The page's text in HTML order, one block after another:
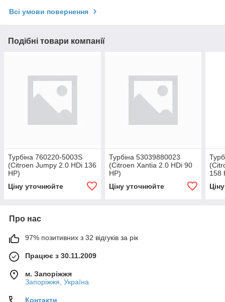
Всі умови повернення
Подібні товари компанії
Турбіна 760220-5003S
(Citroen Jumpy 2.0 HDi 136
HP)
Ціну уточнюйте
Турбіна 53039880023
(Citroen Xantia 2.0 HDi 90
HP)
Ціну уточнюйте
158
Про нас
97% позитивних з 32 відгуків за рік
Працює з 30.11.2009
м. Запоріжжя
Запоріжжя, Україна
Контакти